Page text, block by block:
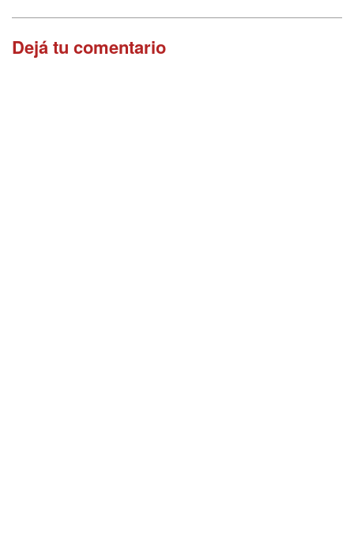
Dejá tu comentario